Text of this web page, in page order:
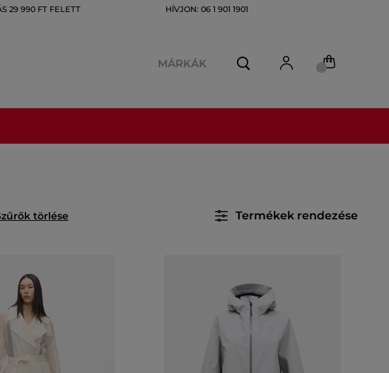
29 990 FT FELETT HÍVJON: 06 1 901 1901
MÁRKÁK
törlése Termékek rendezése